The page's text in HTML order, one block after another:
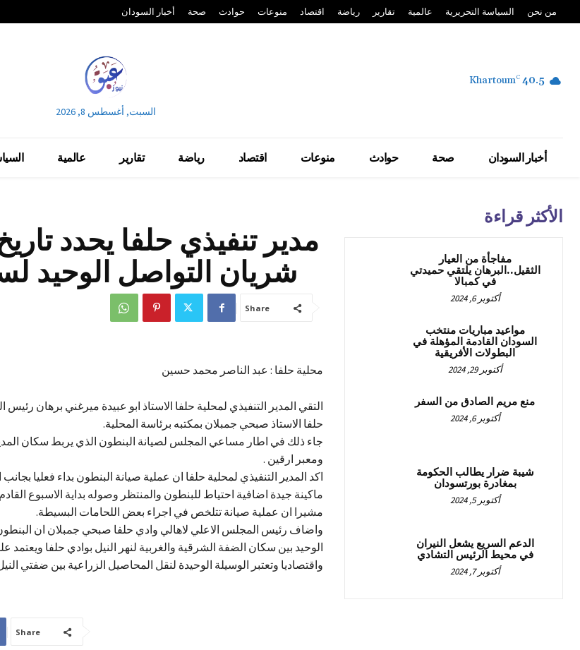
أخبار السودان صحة حوادث منوعات اقتصاد رياضة تقارير عالمية السياسة التحريرية من نحن
40.5
C
Khartoum
السبت, أغسطس 8, 2026
أخبار السودان صحة حوادث منوعات اقتصاد رياضة تقارير عالمية
مدير تنفيذي حلفا يحدد
شريان التواصل الوحيد
Share
محلية حلفا : عبد الناصر محمد حسين
التقي المدير التنفيذي لمحلية حلفا الاستاذ ابو عبيدة ميرغني برهان
حلفا الاستاذ صبحي جمبلان بمكتبه برئاسة المحلية.
جاء ذلك في اطار مساعي المجلس لصيانة البنطون الذي يربط سكان
ومعبر ارقين .
اكد المدير التنفيذي لمحلية حلفا ان عملية صيانة البنطون بداء فعليا
ماكينة جيدة اضافية احتياط للبنطون والمنتظر وصوله بداية الاسبوع
مشيرا ان عملية صيانة تتلخص في اجراء بعض اللحامات البسيطة.
واضاف رئيس المجلس الاعلي لاهالي وادي حلفا صبحي جمبلان ان
الوحيد بين سكان الضفة الشرقية والغربية لنهر النيل بوادي حلفا ويعتمد
واقتصاديا وتعتبر الوسيلة الوحيدة لنقل المحاصيل الزراعية بين ضفتي
Share
الأكثر قراءة
مفاجأة من العيار
الثقيل..البرهان يلتقي حميدتي
في كمبالا
أكتوبر 6, 2024
مواعيد مباريات منتخب
السودان القادمة المؤهلة في
البطولات الأفريقية
أكتوبر 29, 2024
منع مريم الصادق من السفر
أكتوبر 6, 2024
شيبة ضرار يطالب الحكومة
بمغادرة بورتسودان
أكتوبر 5, 2024
الدعم السريع يشعل النيران
في محيط الرئيس التشادي
أكتوبر 7, 2024